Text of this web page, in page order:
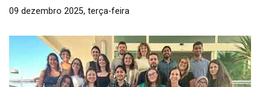
09 dezembro 2025, terça-feira